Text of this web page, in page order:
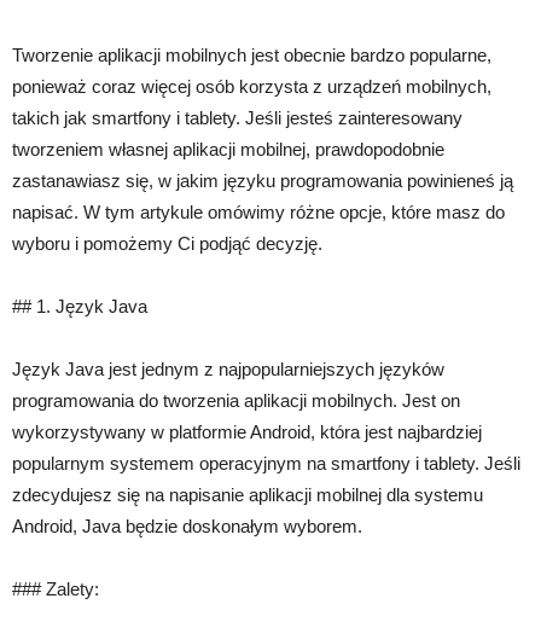
Tworzenie aplikacji mobilnych jest obecnie bardzo popularne,
ponieważ coraz więcej osób korzysta z urządzeń mobilnych,
takich jak smartfony i tablety. Jeśli jesteś zainteresowany
tworzeniem własnej aplikacji mobilnej, prawdopodobnie
zastanawiasz się, w jakim języku programowania powinieneś ją
napisać. W tym artykule omówimy różne opcje, które masz do
wyboru i pomożemy Ci podjąć decyzję.
## 1. Język Java
Język Java jest jednym z najpopularniejszych języków
programowania do tworzenia aplikacji mobilnych. Jest on
wykorzystywany w platformie Android, która jest najbardziej
popularnym systemem operacyjnym na smartfony i tablety. Jeśli
zdecydujesz się na napisanie aplikacji mobilnej dla systemu
Android, Java będzie doskonałym wyborem.
### Zalety: